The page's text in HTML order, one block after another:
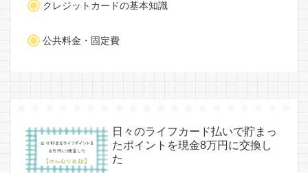
クレジットカードの基本知識
公共料金・固定費
日々のライフカード払いで貯まっ
たポイントを現金8万円に交換し
た